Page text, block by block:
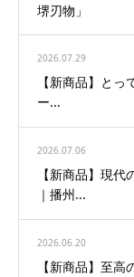
堺刃物」
2026.07.29
【新商品】と
ー...
2026.07.06
【新商品】現
｜播州...
2026.06.20
【新商品】至高